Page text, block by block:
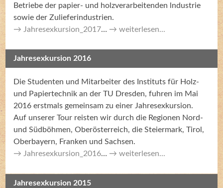
Betriebe der papier- und holzverarbeitenden lndustrie
sowie der Zulieferindustrien.
Jahresexkursion_2017… weiterlesen...
Jahresexkursion 2016
Die Studenten und Mitarbeiter des Instituts für Holz-
und Papiertechnik an der TU Dresden, fuhren im Mai
2016 erstmals gemeinsam zu einer Jahresexkursion.
Auf unserer Tour reisten wir durch die Regionen Nord-
und Südböhmen, Oberösterreich, die Steiermark, Tirol,
Oberbayern, Franken und Sachsen.
Jahresexkursion_2016… weiterlesen...
Jahresexkursion 2015